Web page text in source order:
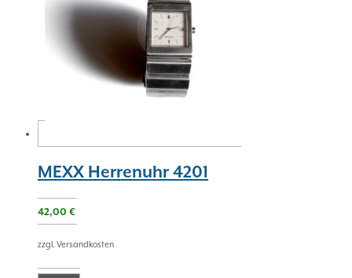
MEXX Herrenuhr 4201
42,00 €
zzgl. Versandkosten